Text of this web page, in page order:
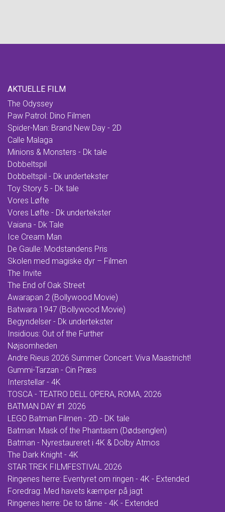
AKTUELLE FILM
The Odyssey
Paw Patrol: Dino Filmen
Spider-Man: Brand New Day - 2D
Calle Malaga
Minions & Monsters - Dk tale
Dobbeltspil
Dobbeltspil - Dk undertekster
Toy Story 5 - Dk tale
Vores Løfte
Vores Løfte - Dk undertekster
Vaiana - Dk Tale
Ice Cream Man
De Gaulle: Modstandens Pris
Skolen med magiske dyr – Filmen
The Invite
The End of Oak Street
Awarapan 2 (Bollywood Movie)
Batwara 1947 (Bollywood Movie)
Begyndelser - Dk undertekster
Insidious: Out of the Further
Nøjsomheden
Andre Rieus 2026 Summer Concert: Viva Maastricht!
Gummi-Tarzan - Cin Præs
Interstellar - 4K
TOSCA - TEATRO DELL OPERA, ROMA, 2026
BATMAN DAY #1 2026
LEGO Batman Filmen - 2D - DK tale
Batman: Mask of the Phantasm (Dødsenglen)
Batman - Nyrestaureret i 4K & Dolby Atmos
The Dark Knight - 4K
STAR TREK FILMFESTIVAL 2026
Ringenes herre: Eventyret om ringen - 4K - Extended
Foredrag: Med havets kæmper på jagt
Ringenes herre: De to tårne - 4K - Extended